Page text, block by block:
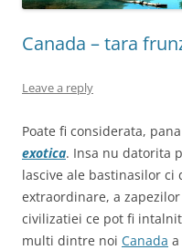
Canada – tara
Leave a reply
Poate fi considerata,
exotica. Insa nu datorita
lascive ale bastinasilor
extraordinare, a
civilizatiei ce pot fi
multi dintre noi Canada